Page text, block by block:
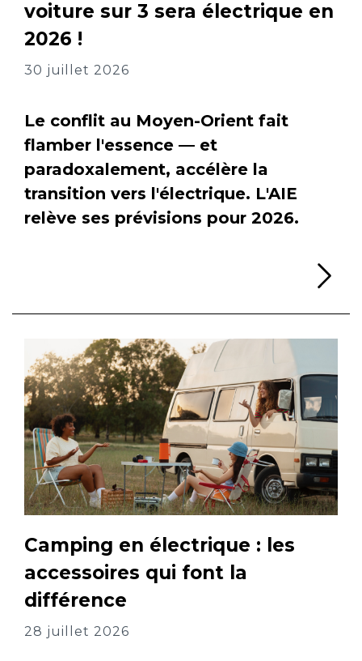
voiture sur 3 sera électrique en
2026 !
30 juillet 2026
Le conflit au Moyen-Orient fait
flamber l'essence — et
paradoxalement, accélère la
transition vers l'électrique. L'AIE
relève ses prévisions pour 2026.
Camping en électrique : les
accessoires qui font la
différence
28 juillet 2026